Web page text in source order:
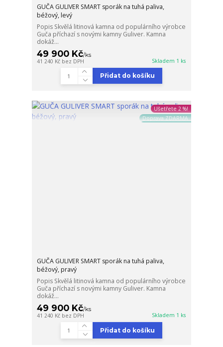
GUČA GULIVER SMART sporák na tuhá paliva,
béžový, levý
Popis Skvělá litinová kamna od populárního výrobce
Guča příchazí s novými kamny Guliver. Kamna
dokáž...
49 900 Kč/ks
41 240 Kč bez DPH Skladem 1 ks
Přidat do košíku
Ušetřete 2 %!
Doprava ZDARMA
GUČA GULIVER SMART sporák na tuhá paliva,
béžový, pravý
Popis Skvělá litinová kamna od populárního výrobce
Guča příchazí s novými kamny Guliver. Kamna
dokáž...
49 900 Kč/ks
41 240 Kč bez DPH Skladem 1 ks
Přidat do košíku